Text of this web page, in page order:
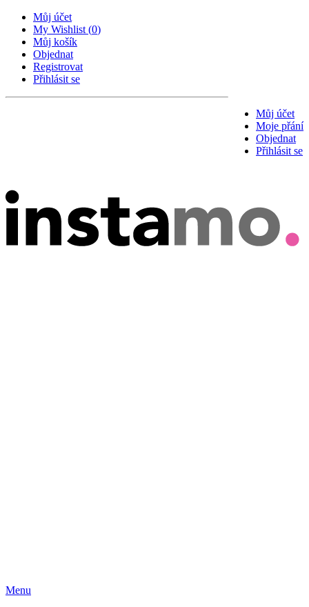
Můj účet
My Wishlist (0)
Můj košík
Objednat
Registrovat
Přihlásit se
Můj účet
Moje přání
Objednat
Přihlásit se
Menu